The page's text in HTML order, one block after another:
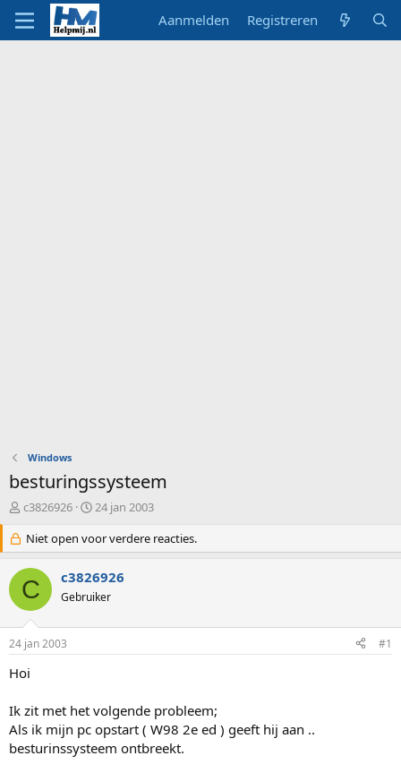
Aanmelden Registreren
Windows
besturingssysteem
O
d
e
r
w
e
p
s
t
a
t
e
r
c3826926
S
a
r
t
d
a
m
24 jan 2003
Niet open voor verdere reacties.
C c3826926
Gebruiker
24 jan 2003 #1
Hoi
Ik zit met het volgende probleem;
Als ik mijn pc opstart ( W98 2e ed ) geeft hij aan ..
besturinssysteem ontbreekt.